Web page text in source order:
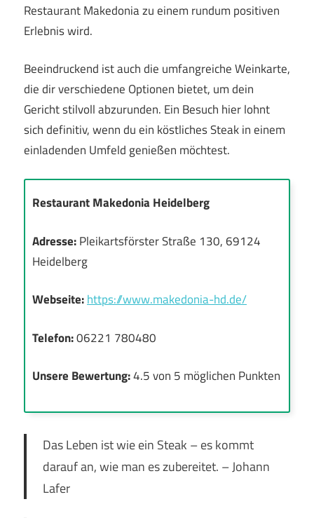
Restaurant Makedonia zu einem rundum positiven
Erlebnis wird.
Beeindruckend ist auch die umfangreiche Weinkarte,
die dir verschiedene Optionen bietet, um dein
Gericht stilvoll abzurunden. Ein Besuch hier lohnt
sich definitiv, wenn du ein köstliches Steak in einem
einladenden Umfeld genießen möchtest.
Restaurant Makedonia Heidelberg
Adresse:Pleikartsförster Straße 130, 69124
Heidelberg
Webseite:https://www.makedonia-hd.de/
Telefon:06221 780480
Unsere Bewertung:4.5 von 5 möglichen Punkten
Das Leben ist wie ein Steak – es kommt
darauf an, wie man es zubereitet. – Johann
Lafer